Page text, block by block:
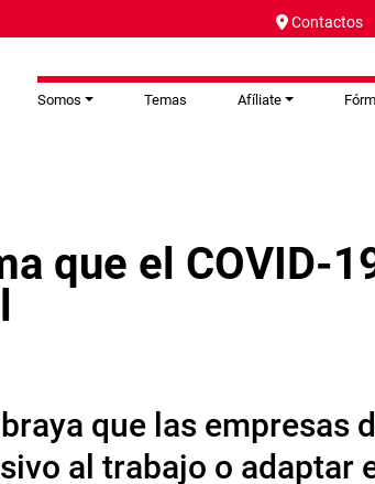
Contactos
Somos Temas Afíliate
que el COVID-
que las
al trabajo o adaptar